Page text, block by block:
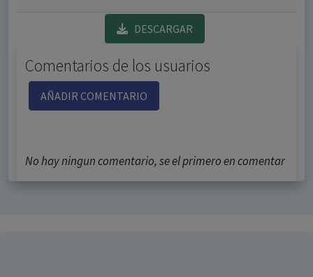
DESCARGAR
Comentarios de los usuarios
AÑADIR COMENTARIO
No hay ningun comentario, se el primero en comentar